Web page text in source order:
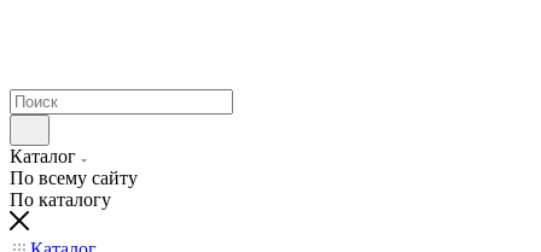
Каталог
По всему сайту
По каталогу